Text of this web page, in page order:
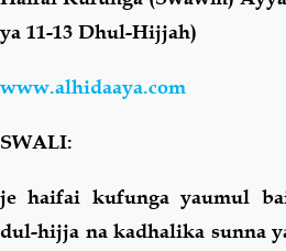
Salaf Wa Ummah
Fiqh-Ibaadah
Akhlaaq-Aadaab
ya 11-13 Dhul-Hijjah)
www.alhidaaya.com
SWALI:
je haifai kufunga yaumul
dul-hijja na kadhalika sunna